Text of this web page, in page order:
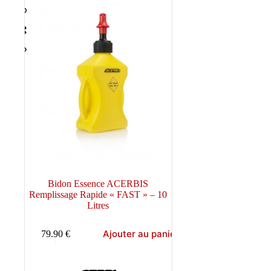
Bidon Essence ACERBIS
Remplissage Rapide « FAST » – 10
Litres
79.90 € Ajouter au panier